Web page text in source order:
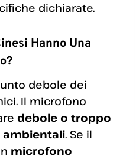
dichiarate.
Hanno Una
debole dei
Il microfono
debole o troppo
ambientali. Se il
microfono